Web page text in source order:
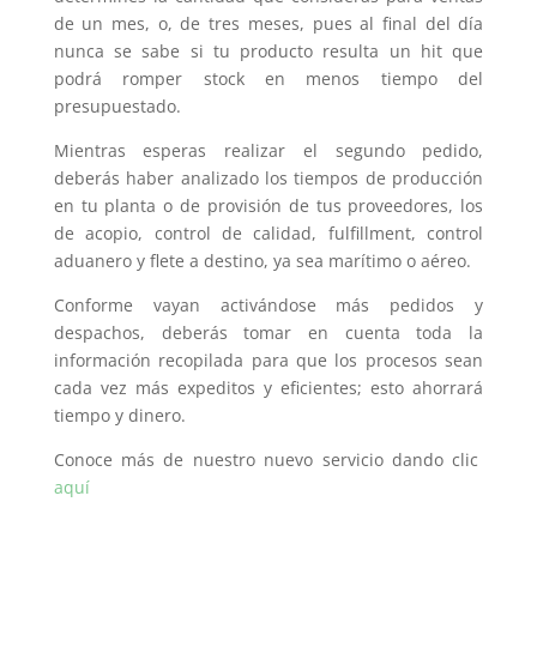
de un mes, o, de tres meses, pues al final del día
nunca se sabe si tu producto resulta un hit que
podrá romper stock en menos tiempo del
presupuestado.
Mientras esperas realizar el segundo pedido,
deberás haber analizado los tiempos de producción
en tu planta o de provisión de tus proveedores, los
de acopio, control de calidad, fulfillment, control
aduanero y flete a destino, ya sea marítimo o aéreo.
Conforme vayan activándose más pedidos y
despachos, deberás tomar en cuenta toda la
información recopilada para que los procesos sean
cada vez más expeditos y eficientes; esto ahorrará
tiempo y dinero.
Conoce más de nuestro nuevo servicio dando clic
aquí